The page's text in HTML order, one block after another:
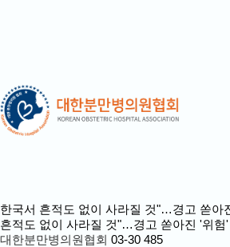
한국서 흔적도 없이 사라질 것"…경고 쏟아
흔적도 없이 사라질 것"…경고 쏟아진 '위험'
대한분만병의원협회 03-30 485